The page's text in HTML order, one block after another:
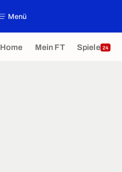
Menü
Home Mein FT Spiele 24